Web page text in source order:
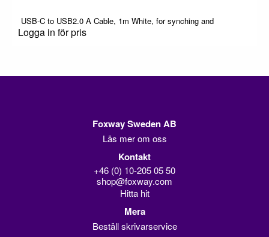
USB-C to USB2.0 A Cable, 1m White, for synching and
Logga in för pris
Foxway Sweden AB
Läs mer om oss
Kontakt
+46 (0) 10-205 05 50
shop@foxway.com
Hitta hit
Mera
Beställ skrivarservice